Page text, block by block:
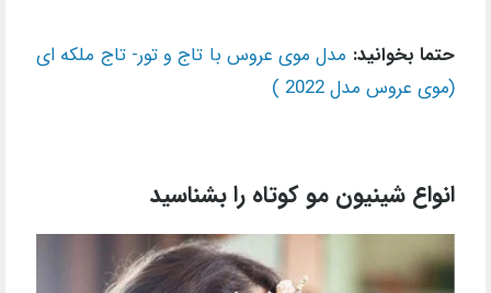
حتما بخوانید: مدل موی عروس با تاج و تور- تاج ملکه ای
(موی عروس مدل 2022 )
انواع شینیون مو کوتاه را بشناسید